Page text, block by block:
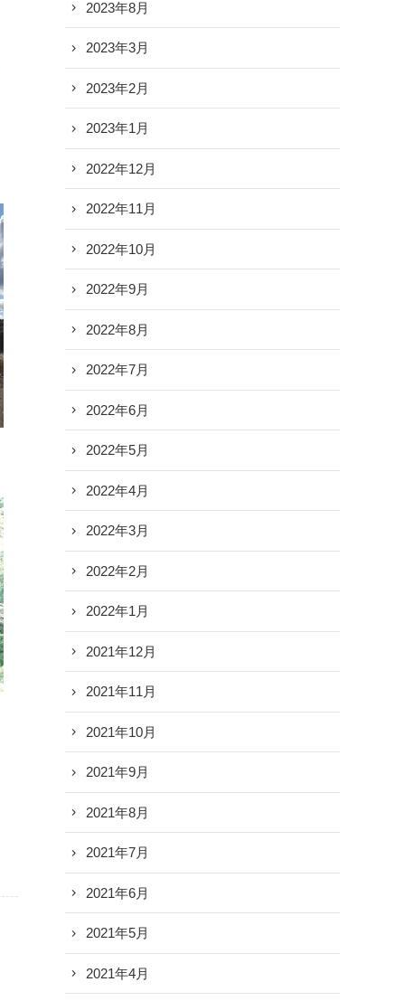
2023年8月
2023年3月
2023年2月
2023年1月
2022年12月
2022年11月
2022年10月
2022年9月
2022年8月
2022年7月
2022年6月
2022年5月
2022年4月
2022年3月
2022年2月
2022年1月
2021年12月
2021年11月
2021年10月
2021年9月
2021年8月
2021年7月
2021年6月
2021年5月
2021年4月